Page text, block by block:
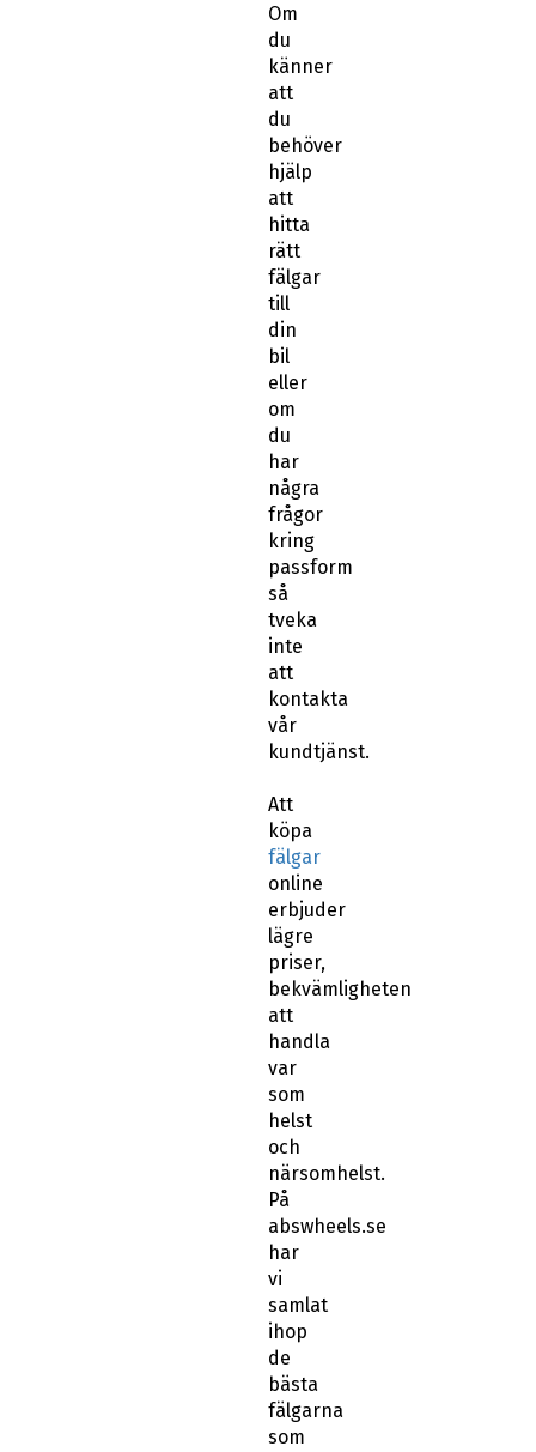
Om
du
känner
att
du
behöver
hjälp
att
hitta
rätt
fälgar
till
din
bil
eller
om
du
har
några
frågor
kring
passform
så
tveka
inte
att
kontakta
vår
kundtjänst.
Att
köpa
fälgar
online
erbjuder
lägre
priser,
bekvämligheten
att
handla
var
som
helst
och
närsomhelst.
På
abswheels.se
har
vi
samlat
ihop
de
bästa
fälgarna
som